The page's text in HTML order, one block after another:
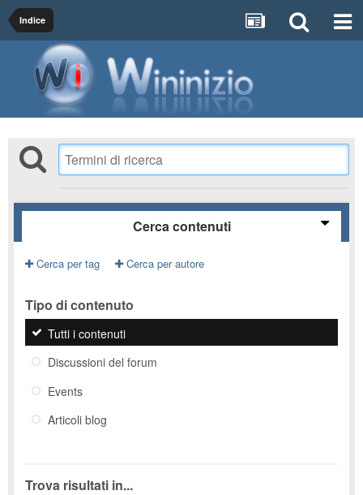
Indice
Cerca contenuti
Cerca per tag Cerca per autore
Tipo di contenuto
Tutti i contenuti
Discussioni del forum
Events
Articoli blog
Trova risultati in...